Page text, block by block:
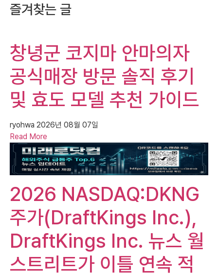
즐겨찾는 글
창녕군 코지마 안마의자
공식매장 방문 솔직 후기
및 효도 모델 추천 가이드
ryohwa 2026년 08월 07일
Read More
2026 NASDAQ:DKNG
주가(DraftKings Inc.),
DraftKings Inc. 뉴스 월
스트리트가 이틀 연속 적